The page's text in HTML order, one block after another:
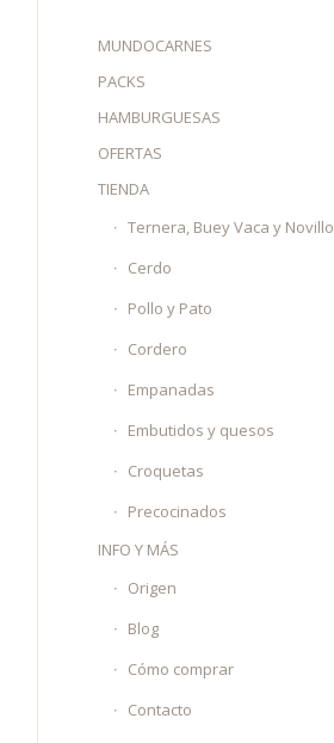
MUNDOCARNES
PACKS
HAMBURGUESAS
OFERTAS
TIENDA
Ternera, Buey Vaca y Novillo
Cerdo
Pollo y Pato
Cordero
Empanadas
Embutidos y quesos
Croquetas
Precocinados
INFO Y MÁS
Origen
Blog
Cómo comprar
Contacto